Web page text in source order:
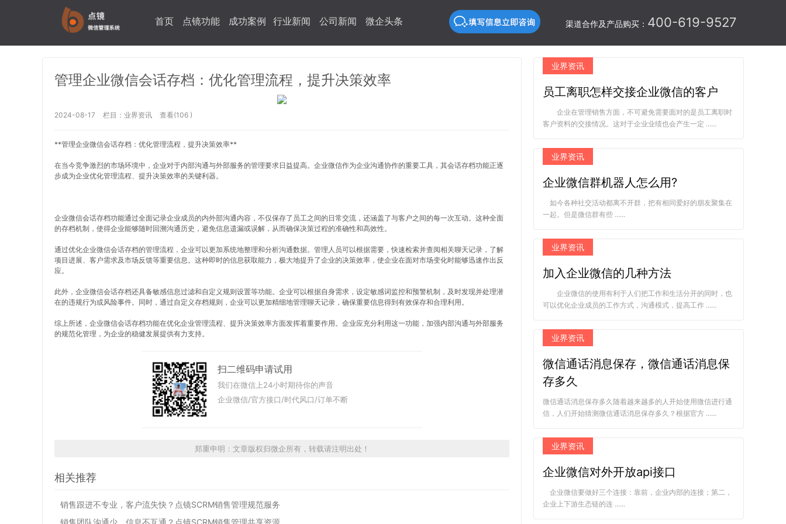
渠道合作及产品购买： 400-619-9527
首页 点镜功能 成功案例 行业新闻 公司新闻 微企头条
管理企业微信会话存档：优化管理流程，提升决策效率
2024-08-17 栏目： 业界资讯 查看(106 )
**管理企业微信会话存档：优化管理流程，提升决策效率**
在当今竞争激烈的市场环境中，企业对于内部沟通与外部服务的管理要求日益提高。企业微信作为企业沟通协作的重要工具，其会话存档功能正逐
步成为企业优化管理流程、提升决策效率的关键利器。
企业微信会话存档功能通过全面记录企业成员的内外部沟通内容，不仅保存了员工之间的日常交流，还涵盖了与客户之间的每一次互动。这种全面
的存档机制，使得企业能够随时回溯沟通历史，避免信息遗漏或误解，从而确保决策过程的准确性和高效性。
通过优化企业微信会话存档的管理流程，企业可以更加系统地整理和分析沟通数据。管理人员可以根据需要，快速检索并查阅相关聊天记录，了解
项目进展、客户需求及市场反馈等重要信息。这种即时的信息获取能力，极大地提升了企业的决策效率，使企业在面对市场变化时能够迅速作出反
应。
此外，企业微信会话存档还具备敏感信息过滤和自定义规则设置等功能。企业可以根据自身需求，设定敏感词监控和预警机制，及时发现并处理潜
在的违规行为或风险事件。同时，通过自定义存档规则，企业可以更加精细地管理聊天记录，确保重要信息得到有效保存和合理利用。
综上所述，企业微信会话存档功能在优化企业管理流程、提升决策效率方面发挥着重要作用。企业应充分利用这一功能，加强内部沟通与外部服务
的规范化管理，为企业的稳健发展提供有力支持。
扫二维码申请试用
我们在微信上24小时期待你的声音
企业微信/官方接口/时代风口/订单不断
郑重申明：文章版权归微企所有，转载请注明出处！
相关推荐
销售跟进不专业，客户流失快？点镜SCRM销售管理规范服务
销售团队沟通少，信息不互通？点镜SCRM销售管理共享资源
业界资讯
员工离职怎样交接企业微信的客户
企业在管理销售方面，不可避免需要面对的是员工离职时
客户资料的交接情况。这对于企业业绩也会产生一定 ......
业界资讯
企业微信群机器人怎么用?
如今各种社交活动都离不开群，把有相同爱好的朋友聚集在
一起。但是微信群有些 ......
业界资讯
加入企业微信的几种方法
企业微信的使用有利于人们把工作和生活分开的同时，也
可以优化企业成员的工作方式，沟通模式，提高工作 ......
业界资讯
微信通话消息保存，微信通话消息保
存多久
微信通话消息保存多久随着越来越多的人开始使用微信进行通
信，人们开始猜测微信通话消息保存多久？根据官方 ......
业界资讯
企业微信对外开放api接口
企业微信要做好三个连接：靠前，企业内部的连接；第二，
企业上下游生态链的连 ......